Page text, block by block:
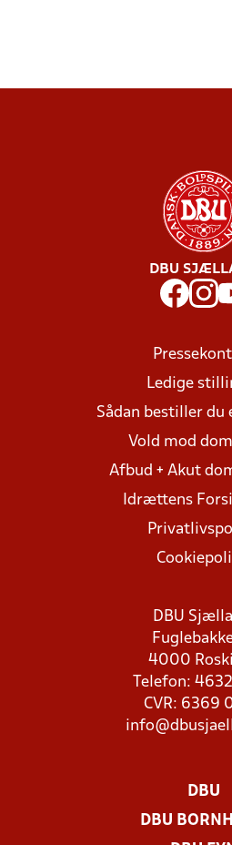
DBU
Ledige
Sådan bestiller du
Vold mod
Afbud + Akut
Idrættens
DBU
4000
Telefon:
CVR: 6369
DBU
DBU